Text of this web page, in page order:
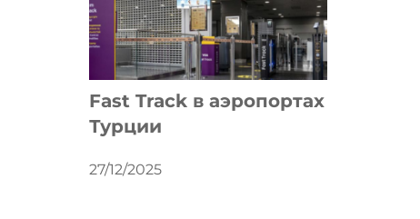
Fast Track в аэропортах
Турции
27/12/2025